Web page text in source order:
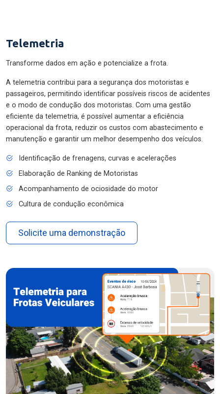
Telemetria
Transforme dados em ação e potencialize a frota.
A telemetria contribui para a segurança dos motoristas e
passageiros, permitindo identificar possíveis riscos de acidentes
e o modo de condução dos motoristas. Com uma gestão
eficiente da telemetria, é possível aumentar a eficiência
operacional da frota, reduzir os custos com abastecimento e
manutenção e garantir um melhor desempenho dos veículos.
Identificação de frenagens, curvas e acelerações
Elaboração de Ranking de Motoristas
Acompanhamento de ociosidade do motor
Cultura de condução econômica
Solicite uma demonstração